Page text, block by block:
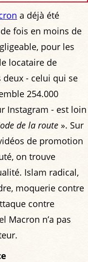
a déjà été
fois en moins de
pour les
locataire de
deux - celui qui se
254.000
Instagram - est loin
de la route ». Sur
de promotion
on trouve
Islam radical,
moquerie contre
contre
Macron n’a pas